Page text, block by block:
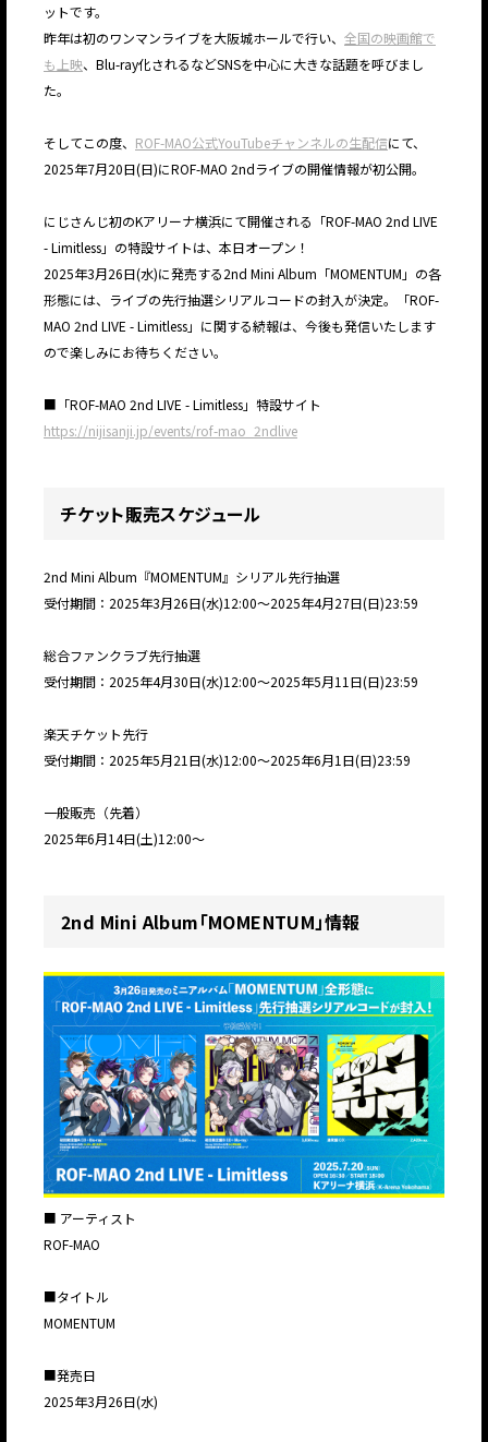
ットです。
昨年は初のワンマンライブを大阪城ホールで行い、 全国の映画館で
も上映、Blu-ray化されるなどSNSを中心に大きな話題を呼びまし
た。
そしてこの度、 ROF-MAO公式YouTubeチャンネルの生配信にて、
2025年7月20日(日)にROF-MAO 2ndライブの開催情報が初公開。
にじさんじ初のKアリーナ横浜にて開催される「ROF-MAO 2nd LIVE
- Limitless」の特設サイトは、本日オープン！
2025年3月26日(水)に発売する2nd Mini Album「MOMENTUM」の各
形態には、ライブの先行抽選シリアルコードの封入が決定。「ROF-
MAO 2nd LIVE - Limitless」に関する続報は、今後も発信いたします
ので楽しみにお待ちください。
■「ROF-MAO 2nd LIVE - Limitless」特設サイト
https://nijisanji.jp/events/rof-mao_2ndlive
チケット販売スケジュール
2nd Mini Album『MOMENTUM』シリアル先行抽選
受付期間：2025年3月26日(水)12:00〜2025年4月27日(日)23:59
総合ファンクラブ先行抽選
受付期間：2025年4月30日(水)12:00〜2025年5月11日(日)23:59
楽天チケット先行
受付期間：2025年5月21日(水)12:00〜2025年6月1日(日)23:59
一般販売（先着）
2025年6月14日(土)12:00〜
2nd Mini Album「MOMENTUM」情報
■ アーティスト
ROF-MAO
■タイトル
MOMENTUM
■発売日
2025年3月26日(水)